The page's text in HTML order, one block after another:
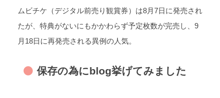
ムビチケ（デジタル前売り観賞券）は8月7日に発売され
たが、特典がないにもかかわらず予定枚数が完売し、9
月18日に再発売される異例の人気。
保存の為にblog挙げてみました